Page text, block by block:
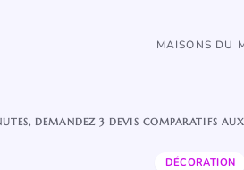
MAISONS DU
DEMANDEZ 3 DEVIS COMPARATIFS
DÉCORATION